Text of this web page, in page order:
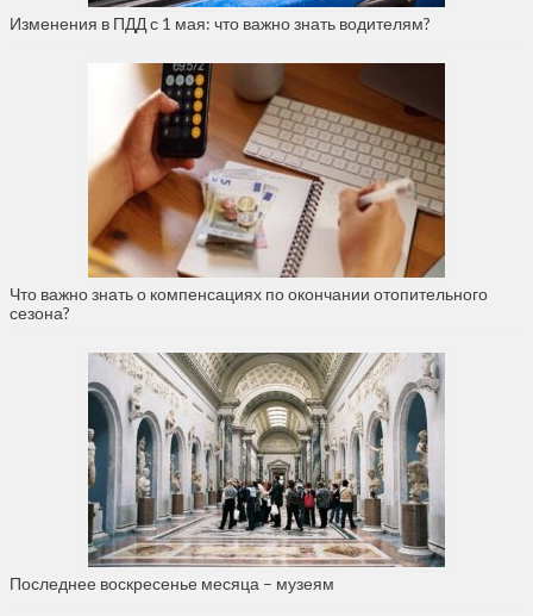
Изменения в ПДД с 1 мая: что важно знать водителям?
Что важно знать о компенсациях по окончании отопительного
сезона?
Последнее воскресенье месяца – музеям